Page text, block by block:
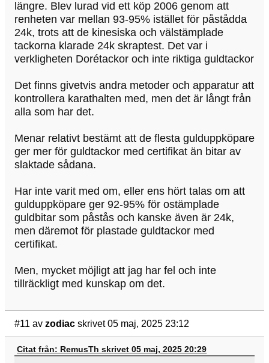
längre. Blev lurad vid ett köp 2006 genom att
renheten var mellan 93-95% istället för påstådda
24k, trots att de kinesiska och välstämplade
tackorna klarade 24k skraptest. Det var i
verkligheten Dorétackor och inte riktiga guldtackor
Det finns givetvis andra metoder och apparatur att
kontrollera karathalten med, men det är långt från
alla som har det.
Menar relativt bestämt att de flesta gulduppköpare
ger mer för guldtackor med certifikat än bitar av
slaktade sådana.
Har inte varit med om, eller ens hört talas om att
gulduppköpare ger 92-95% för ostämplade
guldbitar som påstås och kanske även är 24k,
men däremot för plastade guldtackor med
certifikat.
Men, mycket möjligt att jag har fel och inte
tillräckligt med kunskap om det.
#11 av zodiac skrivet 05 maj, 2025 23:12
Citat från: RemusTh skrivet 05 maj, 2025 20:29